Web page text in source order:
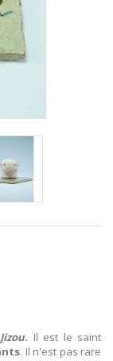
Jizou. Il est le saint
. Il n'est pas rare